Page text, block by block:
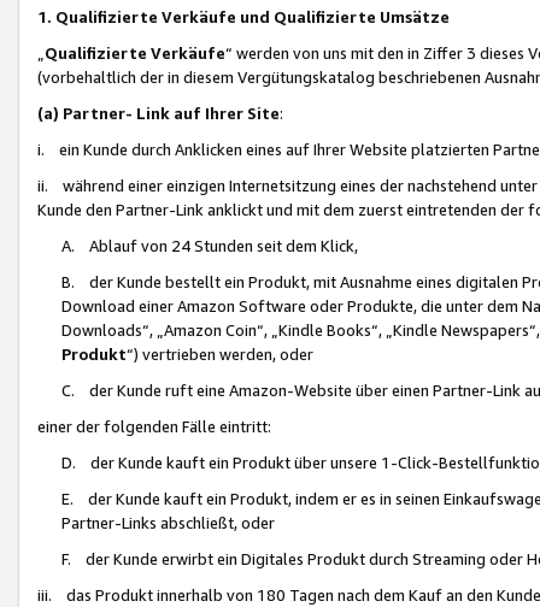
1. Qualifizierte Verkäufe und Qualifizierte Umsätze
Qualifizierte Verkäufe“ werden von uns mit den in Ziffer 3
(vorbehaltlich der in diesem Vergütungskatalog beschriebenen
(a) Partner- Link auf Ihrer Site:
i. ein Kunde durch Anklicken eines auf Ihrer Website platzierten
ii. während einer einzigen Internetsitzung eines der nachstehend
Kunde den Partner-Link anklickt und mit dem zuerst eintretenden der
A. Ablauf von 24 Stunden seit dem Klick,
B. der Kunde bestellt ein Produkt, mit Ausnahme eines digitalen
Download einer Amazon Software oder Produkte, die unter dem
Downloads“, „Amazon Coin“, „Kindle Books“, „Kindle
Produkt“) vertrieben werden, oder
C. der Kunde ruft eine Amazon-Website über einen Partner-Link
einer der folgenden Fälle eintritt:
D. der Kunde kauft ein Produkt über unsere 1-Click-
E. der Kunde kauft ein Produkt, indem er es in seinen
Partner-Links abschließt, oder
F. der Kunde erwirbt ein Digitales Produkt durch Streaming oder
iii. das Produkt innerhalb von 180 Tagen nach dem Kauf an den